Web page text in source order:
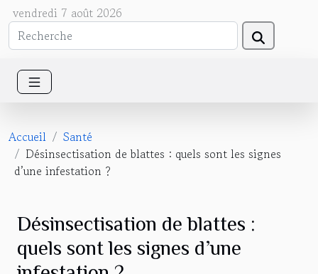
vendredi 7 août 2026
Accueil
Santé
Désinsectisation de blattes : quels sont les signes
d’une infestation ?
Désinsectisation de blattes :
quels sont les signes d’une